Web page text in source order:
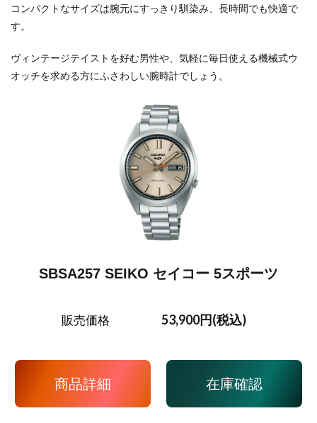
コンパクトなサイズは腕元にすっきり馴染み、長時間でも快適で
す。
ヴィンテージテイストを好む男性や、気軽に毎日使える機械式ウ
オッチを求める方にふさわしい腕時計でしょう。
SBSA257 SEIKO セイコー 5スポーツ
販売価格 53,900円(税込)
商品詳細 在庫確認